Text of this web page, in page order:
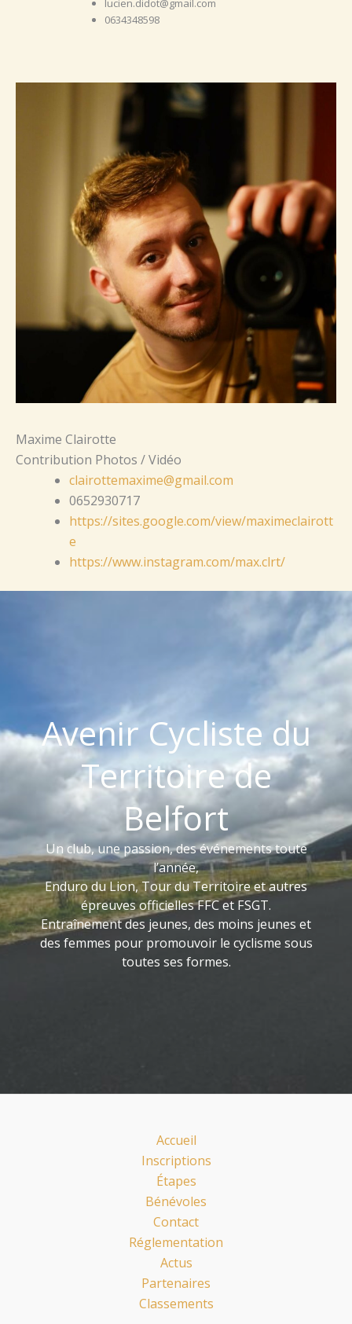
lucien.didot@gmail.com
0634348598
Maxime Clairotte
Contribution Photos / Vidéo
clairottemaxime@gmail.com
0652930717
https://sites.google.com/view/maximeclairott
e
https://www.instagram.com/max.clrt/
Avenir Cycliste du
Territoire de
Belfort
Un club, une passion, des événements toute
l’année,
Enduro du Lion, Tour du Territoire et autres
épreuves officielles FFC et FSGT.
Entraînement des jeunes, des moins jeunes et
des femmes pour promouvoir le cyclisme sous
toutes ses formes.
Accueil
Inscriptions
Étapes
Bénévoles
Contact
Réglementation
Actus
Partenaires
Classements